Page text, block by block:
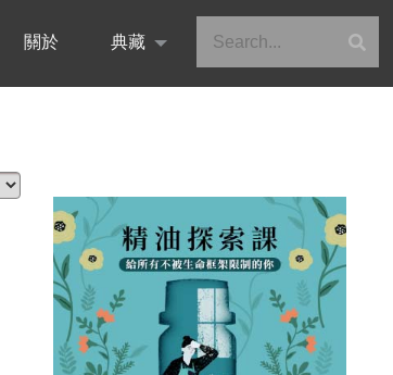
關於 典藏